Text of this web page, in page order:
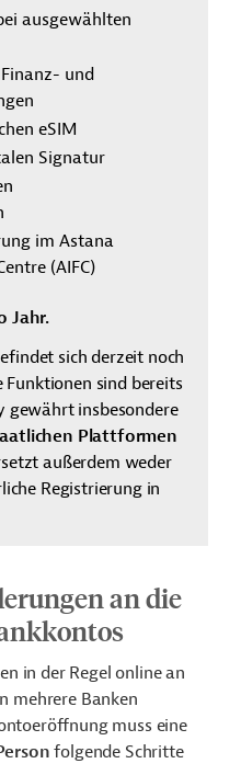
ausgewählten
und
eSIM
Signatur
im Astana
(AIFC)
Jahr.
sich derzeit noch
Funktionen sind bereits
gewährt insbesondere
Plattformen
außerdem weder
Registrierung in
an die
in der Regel online an
mehrere Banken
muss eine
folgende Schritte